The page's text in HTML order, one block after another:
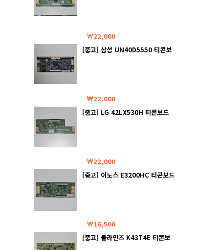
22,000
[중고] 삼성 UN40D5550 티콘보
22,000
[중고] LG 42LX530H 티콘보드
22,000
[중고] 이노스 E3200HC 티콘보드
16,500
[중고] 클라인즈 K43T4E 티콘보